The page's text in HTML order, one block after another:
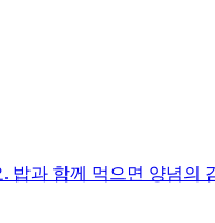
과 함께 먹으면 양념의